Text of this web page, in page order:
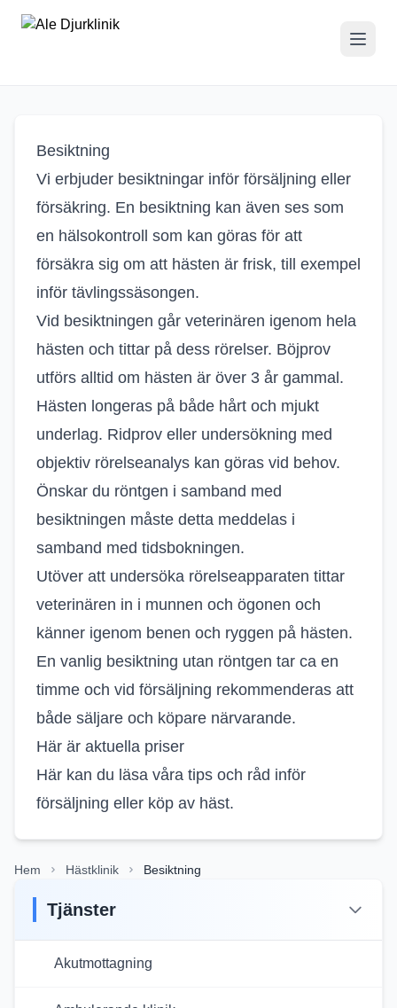
Tjänster
Akutmottagning
Besiktning
Vi erbjuder besiktningar inför försäljning eller
försäkring. En besiktning kan även ses som
en hälsokontroll som kan göras för att
försäkra sig om att hästen är frisk, till exempel
inför tävlingssäsongen.
Vid besiktningen går veterinären igenom hela
hästen och tittar på dess rörelser. Böjprov
utförs alltid om hästen är över 3 år gammal.
Hästen longeras på både hårt och mjukt
underlag. Ridprov eller undersökning med
objektiv rörelseanalys kan göras vid behov.
Önskar du röntgen i samband med
besiktningen måste detta meddelas i
samband med tidsbokningen.
Utöver att undersöka rörelseapparaten tittar
veterinären in i munnen och ögonen och
känner igenom benen och ryggen på hästen.
En vanlig besiktning utan röntgen tar ca en
timme och vid försäljning rekommenderas att
både säljare och köpare närvarande.
Här är aktuella priser
Här kan du läsa våra tips och råd inför
försäljning eller köp av häst.
Hem Hästklinik Besiktning